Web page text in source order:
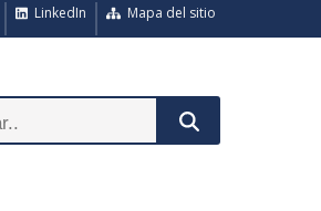
Mapa del sitio
LinkedIn